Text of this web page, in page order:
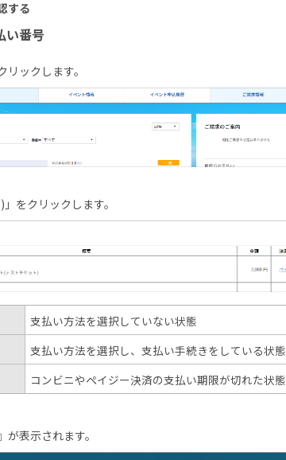
する
い番号
ックします。
をクリックします。
支払い方法を選択していない状態
支払い方法を選択し、支払い手続きをしている状態
コンビニやペイジー決済の支払い期限が切れた状態
表示されます。